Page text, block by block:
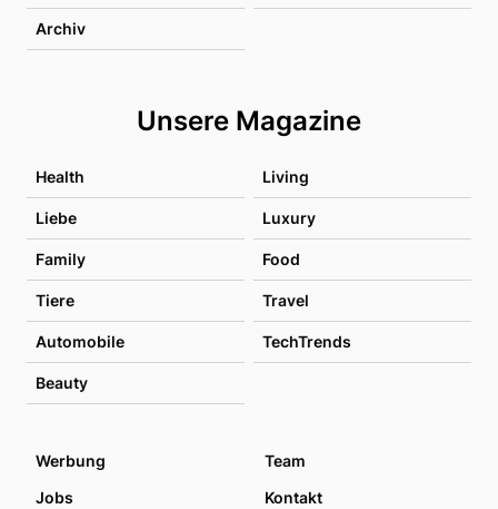
Archiv
Unsere Magazine
Health Living
Liebe Luxury
Family Food
Tiere Travel
Automobile TechTrends
Beauty
Werbung
Team
Jobs
Kontakt